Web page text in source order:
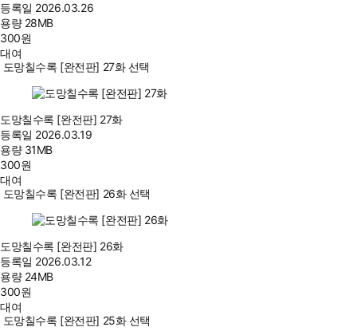
등록일 2026.03.26
용량 28MB
300원
대여
도망칠수록 [완전판] 27화 선택
도망칠수록 [완전판] 27화
등록일 2026.03.19
용량 31MB
300원
대여
도망칠수록 [완전판] 26화 선택
도망칠수록 [완전판] 26화
등록일 2026.03.12
용량 24MB
300원
대여
도망칠수록 [완전판] 25화 선택